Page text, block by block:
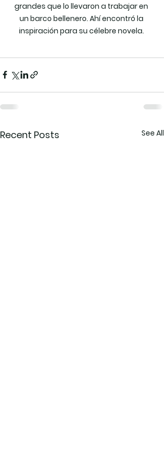
grandes que lo llevaron a trabajar en
un barco bellenero. Ahí encontró la
inspiración para su célebre novela.
Recent Posts See All